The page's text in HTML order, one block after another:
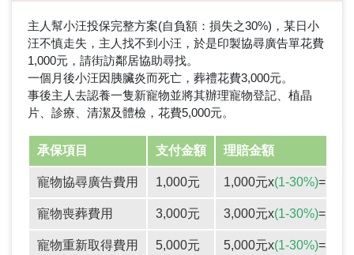
主人幫小汪投保完整方案(自負額：損失之30%)，某日小
汪不慎走失，主人找不到小汪，於是印製協尋廣告單花費
1,000元，請街訪鄰居協助尋找。
一個月後小汪因胰臟炎而死亡，葬禮花費3,000元。
事後主人去認養一隻新寵物並將其辦理寵物登記、植晶
片、診療、清潔及體檢，花費5,000元。
承保項目 支付金額 理賠金額
寵物協尋廣告費用 1,000元 1,000元x(1-30%)=700
寵物喪葬費用 3,000元 3,000元x(1-30%)
寵物重新取得費用 5,000元 5,000元x(1-30%)